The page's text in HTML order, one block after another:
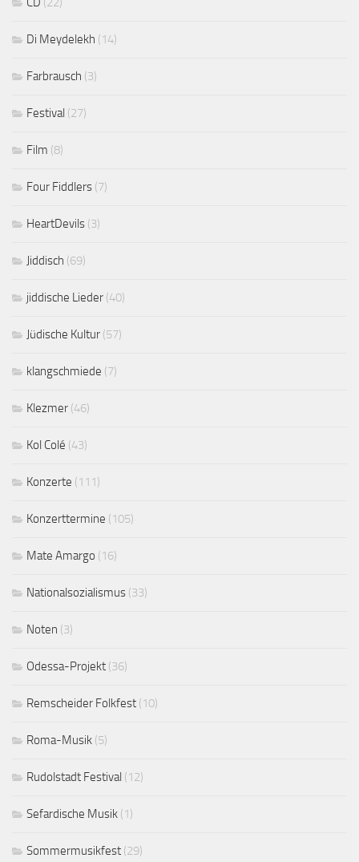
Di Meydelekh (14)
Farbrausch (3)
Festival (27)
Film (8)
Four Fiddlers (7)
HeartDevils (3)
Jiddisch (69)
jiddische Lieder (40)
Jüdische Kultur (57)
klangschmiede (7)
Klezmer (46)
Kol Colé (43)
Konzerte (111)
Konzerttermine (105)
Mate Amargo (16)
Nationalsozialismus (33)
Noten (3)
Odessa-Projekt (36)
Remscheider Folkfest (10)
Roma-Musik (5)
Rudolstadt Festival (12)
Sefardische Musik (1)
Sommermusikfest (29)